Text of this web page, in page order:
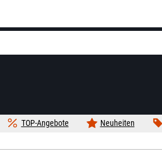
Neuheiten
TOP-Angebote